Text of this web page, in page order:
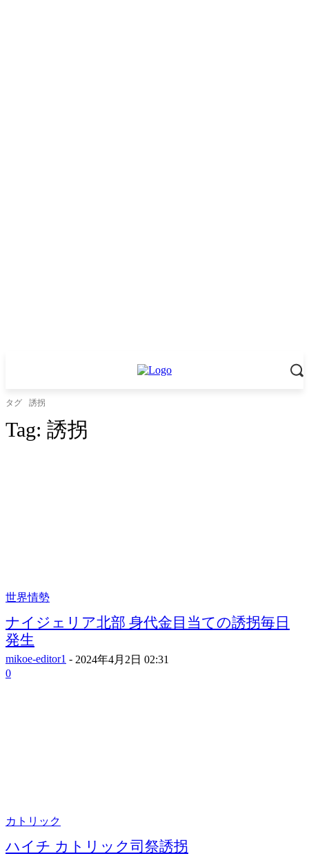
タグ 誘拐
Tag: 誘拐
世界情勢
ナイジェリア北部 身代金目当ての誘拐毎日
発生
mikoe-editor1 - 2024年4月2日 02:31
0
カトリック
ハイチ カトリック司祭誘拐